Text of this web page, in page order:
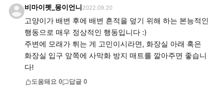
비마이펫_몽이언니 2022.09.20
고양이가 배변 후에 배변 흔적을 덮기 위해 하는 본능적인
행동으로 매우 정상적인 행동입니다 :)
주변에 모래가 튀는 게 고민이시라면, 화장실 아래 혹은
화장실 입구 앞쪽에 사막화 방지 매트를 깔아주면 좋습니
다!
도움돼요 0 답글 0